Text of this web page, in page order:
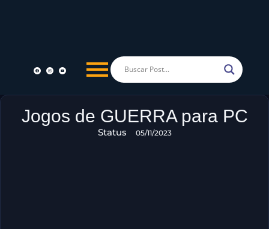
Jogos de GUERRA para PC
Status 05/11/2023